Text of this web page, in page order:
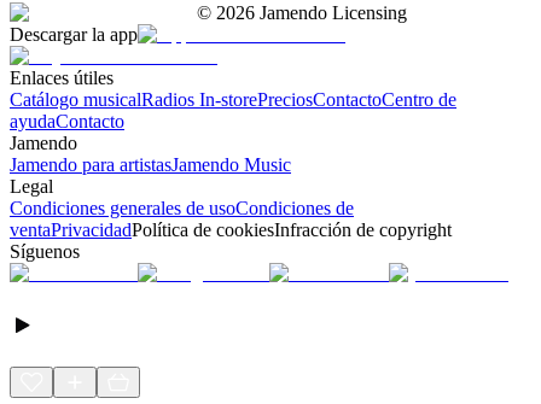
© 2026 Jamendo Licensing
Descargar la app
Enlaces útiles
Catálogo musicalRadios In-storePreciosContactoCentro de
ayudaContacto
Jamendo
Jamendo para artistasJamendo Music
Legal
Condiciones generales de usoCondiciones de
ventaPrivacidadPolítica de cookiesInfracción de copyright
Síguenos